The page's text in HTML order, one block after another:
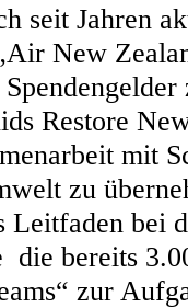
seit Jahren
New
Restore
mit
zu
bei
die bereits
zur